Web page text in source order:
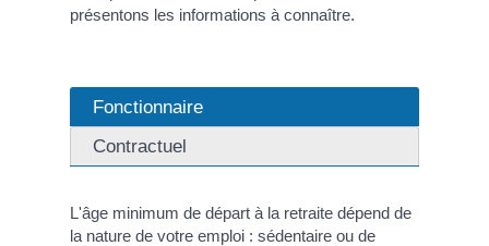
présentons les informations à connaître.
Fonctionnaire
Contractuel
L'âge minimum de départ à la retraite dépend de
la nature de votre emploi : sédentaire ou de